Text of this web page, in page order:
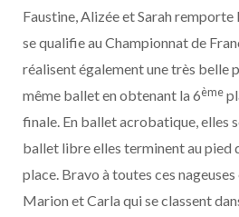
Faustine, Alizée et Sarah
se qualifie au Championnat de
réalisent également une très belle
même ballet en obtenant la 6ème
finale. En ballet acrobatique, elles
ballet libre elles terminent au pied
place. Bravo à toutes ces
Marion et Carla qui se classent